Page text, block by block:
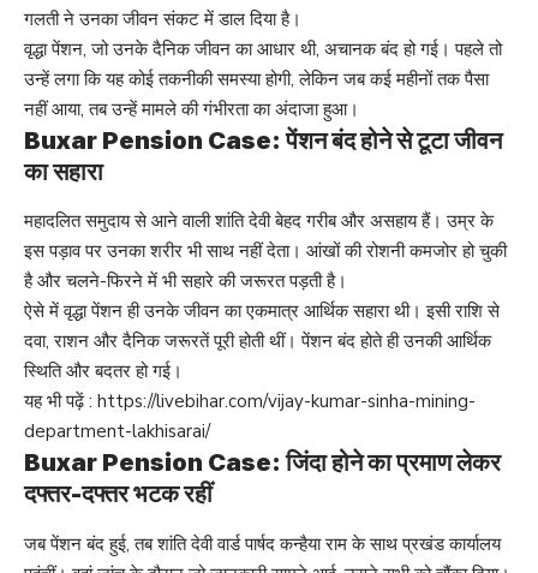
गलती ने उनका जीवन संकट में डाल दिया है।
वृद्धा पेंशन, जो उनके दैनिक जीवन का आधार थी, अचानक बंद हो गई। पहले तो
उन्हें लगा कि यह कोई तकनीकी समस्या होगी, लेकिन जब कई महीनों तक पैसा
नहीं आया, तब उन्हें मामले की गंभीरता का अंदाजा हुआ।
Buxar Pension Case: पेंशन बंद होने से टूटा जीवन
का सहारा
महादलित समुदाय से आने वाली शांति देवी बेहद गरीब और असहाय हैं। उम्र के
इस पड़ाव पर उनका शरीर भी साथ नहीं देता। आंखों की रोशनी कमजोर हो चुकी
है और चलने-फिरने में भी सहारे की जरूरत पड़ती है।
ऐसे में वृद्धा पेंशन ही उनके जीवन का एकमात्र आर्थिक सहारा थी। इसी राशि से
दवा, राशन और दैनिक जरूरतें पूरी होती थीं। पेंशन बंद होते ही उनकी आर्थिक
स्थिति और बदतर हो गई।
यह भी पढ़ें : https://livebihar.com/vijay-kumar-sinha-mining-
department-lakhisarai/
Buxar Pension Case: जिंदा होने का प्रमाण लेकर
दफ्तर-दफ्तर भटक रहीं
जब पेंशन बंद हुई, तब शांति देवी वार्ड पार्षद कन्हैया राम के साथ प्रखंड कार्यालय